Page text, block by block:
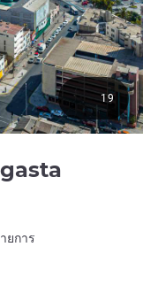
ยการ
19